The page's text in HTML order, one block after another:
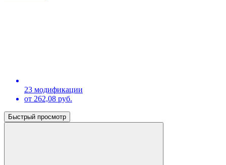
23 модификации
от 262,08 руб.
Быстрый просмотр